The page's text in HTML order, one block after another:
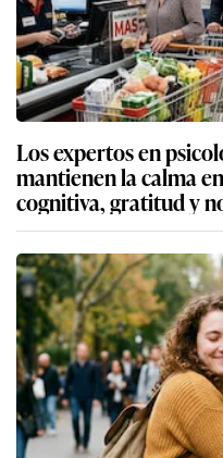
Los expertos en
mantienen la calma
cognitiva, gratitud y